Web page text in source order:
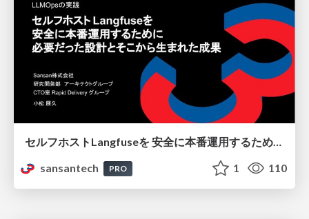
セルフホストLangfuseを 安全に本番運用するために 必要だった設計とそこから生まれた成果
sansantech
PRO 1 110